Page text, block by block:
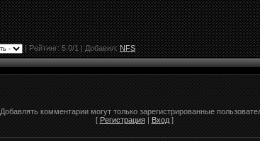
|Рейтинг:5.0/1 | Добавил:NFS
Добавлять комментарии могут только зарегистрированные
[ Регистрация| Вход]